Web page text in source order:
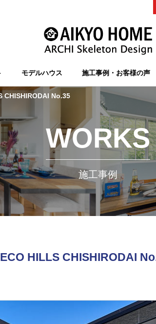
モデルハウス 施工事例・お客様の声
CHISHIRODAI No.35
WORKS
施工事例
HILLS CHISHIRODAI